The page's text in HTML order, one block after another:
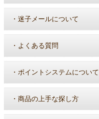
・ 迷子メールについて
・ よくある質問
・ ポイントシステムについて
・ 商品の上手な探し方